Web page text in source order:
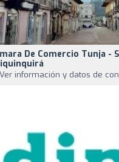
De Comercio Tunja -
Ver información y datos de